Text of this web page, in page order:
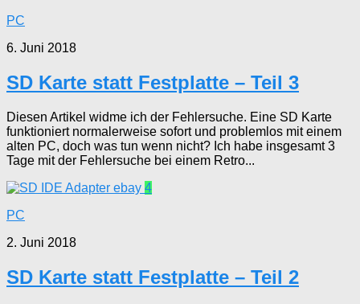
PC
6. Juni 2018
SD Karte statt Festplatte – Teil 3
Diesen Artikel widme ich der Fehlersuche. Eine SD Karte
funktioniert normalerweise sofort und problemlos mit einem
alten PC, doch was tun wenn nicht? Ich habe insgesamt 3
Tage mit der Fehlersuche bei einem Retro...
4
PC
2. Juni 2018
SD Karte statt Festplatte – Teil 2